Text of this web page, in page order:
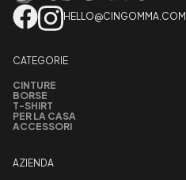
HELLO@CINGOMMA.COM
CATEGORIE
CINTURE
BORSE
T-SHIRT
PER LA CASA
ACCESSORI
AZIENDA